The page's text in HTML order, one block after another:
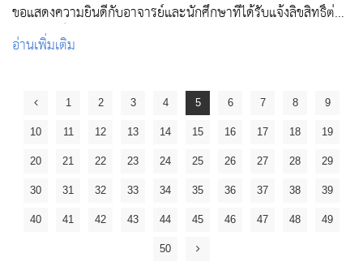
ขอแสดงความยินดีกับอาจารย์และนักศึกษาที่ได้รับแจ้งลิขสิทธิ์ต่อ
กรมทรัพย์สินทางปัญญา
อ่านเพิ่มเติม
1 2 3 4 5 6 7 8 9
10 11 12 13 14 15 16 17 18 19
20 21 22 23 24 25 26 27 28 29
30 31 32 33 34 35 36 37 38 39
40 41 42 43 44 45 46 47 48 49
50